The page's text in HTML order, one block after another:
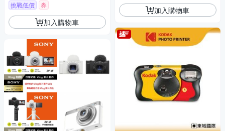
挑戰低價 券
加入購物車
加入購物車